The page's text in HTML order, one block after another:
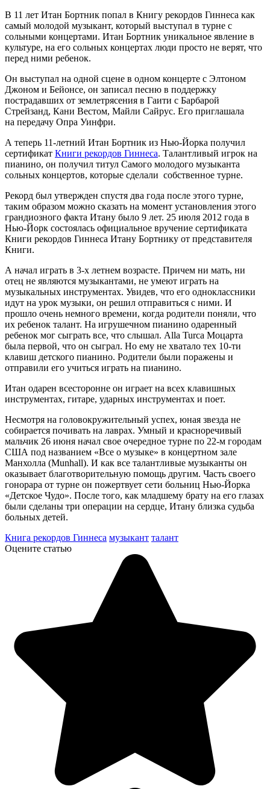
В 11 лет Итан Бортник попал в Книгу рекордов Гиннеса как
самый молодой музыкант, который выступал в турне с
сольными концертами. Итан Бортник уникальное явление в
культуре, на его сольных концертах люди просто не верят, что
перед ними ребенок.
Он выступал на одной сцене в одном концерте с Элтоном
Джоном и Бейонсе, он записал песню в поддержку
пострадавших от землетрясения в Гаити с Барбарой
Стрейзанд, Кани Вестом, Майли Сайрус. Его приглашала
на передачу Опра Уинфри.
А теперь 11-летний Итан Бортник из Нью-Йорка получил
сертификат Книги рекордов Гиннеса. Талантливый игрок на
пианино, он получил титул Самого молодого музыканта
сольных концертов, которые сделали собственное турне.
Рекорд был утвержден спустя два года после этого турне,
таким образом можно сказать на момент установления этого
грандиозного факта Итану было 9 лет. 25 июля 2012 года в
Нью-Йорк состоялась официальное вручение сертификата
Книги рекордов Гиннеса Итану Бортнику от представителя
Книги.
А начал играть в 3-х летнем возрасте. Причем ни мать, ни
отец не являются музыкантами, не умеют играть на
музыкальных инструментах. Увидев, что его одноклассники
идут на урок музыки, он решил отправиться с ними. И
прошло очень немного времени, когда родители поняли, что
их ребенок талант. На игрушечном пианино одаренный
ребенок мог сыграть все, что слышал. Alla Turca Моцарта
была первой, что он сыграл. Но ему не хватало тех 10-ти
клавиш детского пианино. Родители были поражены и
отправили его учиться играть на пианино.
Итан одарен всесторонне он играет на всех клавишных
инструментах, гитаре, ударных инструментах и поет.
Несмотря на головокружительный успех, юная звезда не
собирается почивать на лаврах. Умный и красноречивый
мальчик 26 июня начал свое очередное турне по 22-м городам
США под названием «Все о музыке» в концертном зале
Манхолла (Munhall). И как все талантливые музыканты он
оказывает благотворительную помощь другим. Часть своего
гонорара от турне он пожертвует сети больниц Нью-Йорка
«Детское Чудо». После того, как младшему брату на его глазах
были сделаны три операции на сердце, Итану близка судьба
больных детей.
Книга рекордов Гиннеса музыкант талант
Оцените статью